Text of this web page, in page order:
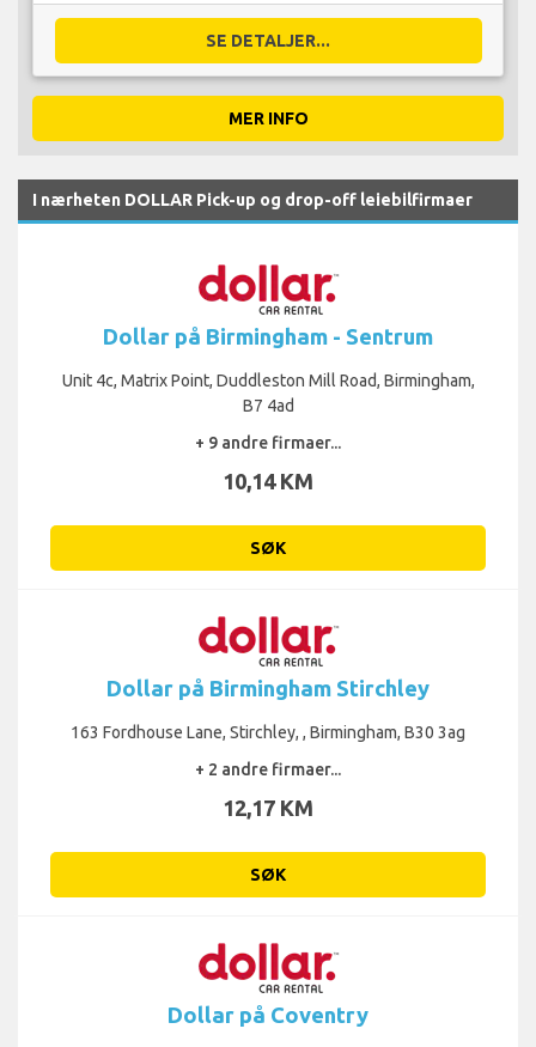
SE DETALJER...
MER INFO
I nærheten DOLLAR Pick-up og drop-off leiebilfirmaer
Dollar på Birmingham - Sentrum
Unit 4c, Matrix Point, Duddleston Mill Road, Birmingham,
B7 4ad
+ 9 andre firmaer...
10,14 KM
SØK
Dollar på Birmingham Stirchley
163 Fordhouse Lane, Stirchley, , Birmingham, B30 3ag
+ 2 andre firmaer...
12,17 KM
SØK
Dollar på Coventry